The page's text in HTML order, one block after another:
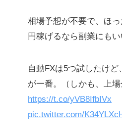
相場予想が不要で、ほ
円稼げるなら副業にもい
自動FXは5つ試したけ
が一番。（しかも、上場
https://t.co/yVB8IfbIVx
pic.twitter.com/